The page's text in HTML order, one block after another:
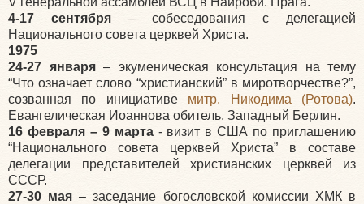
4-17 сентября– собеседования с делегацией
Национального совета церквей Христа.
1975
24-27 января– экуменическая консультация на тему
“Что означает слово “христианский” в миротворчестве?”,
созванная по инициативе митр. Никодима (Ротова).
Евангелическая Иоаннова обитель, Западный Берлин.
16 февраля – 9 марта - визит в США по приглашению
“Национального совета церквей Христа” в составе
делегации представителей христианских церквей из
СССР.
27-30 мая – заседание богословской комиссии ХМК в